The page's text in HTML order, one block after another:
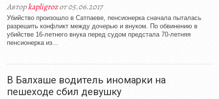
Авторkapligrozот 05.06.2017
Убийство произошло в Сатпаеве, пенсионерка сначала пыталась
разрешить конфликт между дочерью и внуком. По обвинению в
убийстве 16-летнего внука перед судом предстала 70-летняя
пенсионерка из...
В Балхаше водитель иномарки на
пешеходе сбил девушку